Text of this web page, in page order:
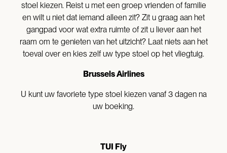
stoel kiezen. Reist u met een groep vrienden of familie
en wilt u niet dat iemand alleen zit? Zit u graag aan het
gangpad voor wat extra ruimte of zit u liever aan het
raam om te genieten van het uitzicht? Laat niets aan het
toeval over en kies zelf uw type stoel op het vliegtuig.
Brussels Airlines
U kunt uw favoriete type stoel kiezen vanaf 3 dagen na
uw boeking.
TUI Fly